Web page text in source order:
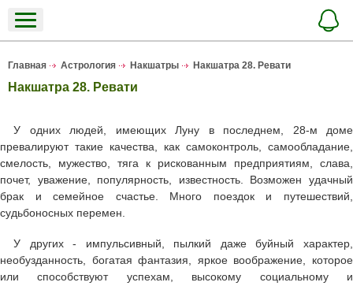
Главная Астрология Накшатры Накшатра 28. Ревати
Накшатра 28. Ревати
У одних людей, имеющих Луну в последнем, 28-м доме
превалируют такие качества, как самоконтроль, самообладание,
смелость, мужество, тяга к рискованным предприятиям, слава,
почет, уважение, популярность, известность. Возможен удачный
брак и семейное счастье. Много поездок и путешествий,
судьбоносных перемен.
У других - импульсивный, пылкий даже буйный характер,
необузданность, богатая фантазия, яркое воображение, которое
или способствуют успехам, высокому социальному и